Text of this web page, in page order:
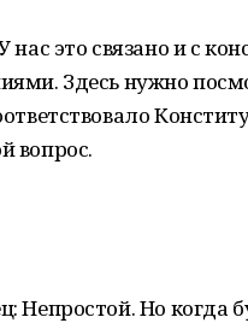
нас это связано и с
Здесь нужно
вопрос.
Непростой. Но когда